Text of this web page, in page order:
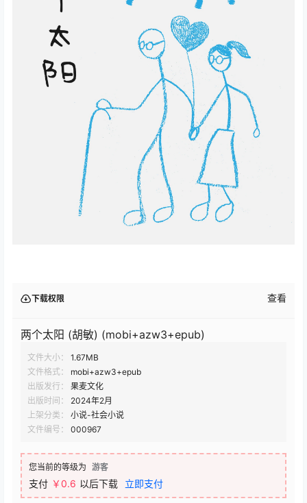
下载权限 查看
两个太阳 (胡敏) (mobi+azw3+epub)
文件大小：
1.67MB
文件格式：
mobi+azw3+epub
出版发行：
果麦文化
出版时间：
2024年2月
上架分类：
小说-社会小说
文件编号：
000967
您当前的等级为 游客
支付 ￥0.6 以后下载 立即支付